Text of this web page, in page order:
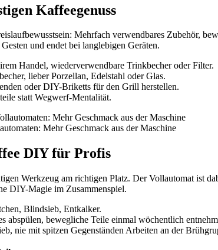
Kaffeegenuss
Mehrfach verwendbares Zubehör,
und endet bei langlebigen Geräten.
Handel, wiederverwendbare Trinkbecher oder Filter.
lieber Porzellan, Edelstahl oder Glas.
oder DIY-Briketts für den Grill herstellen.
statt Wegwerf-Mentalität.
Mehr Geschmack aus der Maschine
DIY für Profis
Werkzeug am richtigen Platz. Der Vollautomat ist
DIY-Magie im Zusammenspiel.
Blindsieb, Entkalker.
abspülen, bewegliche Teile einmal wöchentlich
nie mit spitzen Gegenständen Arbeiten an der